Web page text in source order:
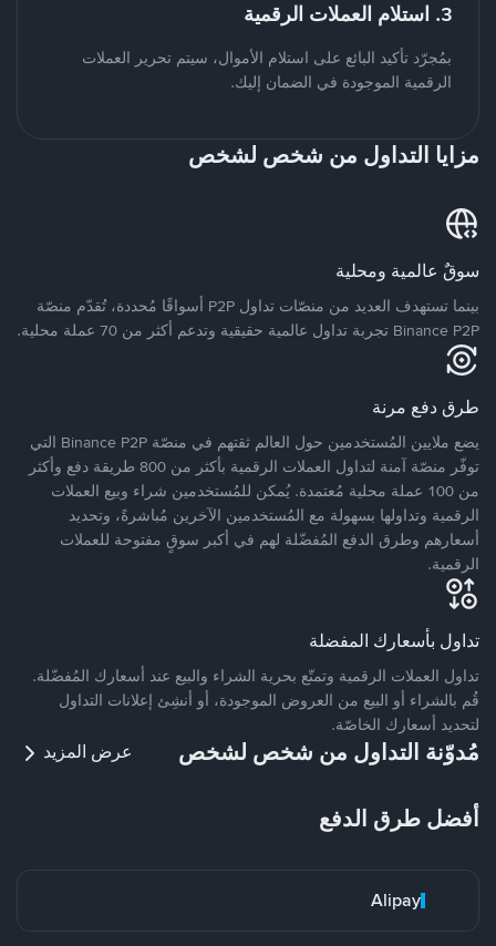
3. استلام العملات الرقمية
بمُجرّد تأكيد البائع على استلام الأموال، سيتم تحرير العملات
الرقمية الموجودة في الضمان إليك.
مزايا التداول من شخص لشخص
سوقٌ عالمية ومحلية
بينما تستهدف العديد من منصّات تداول P2P أسواقًا مُحددة، تُقدّم منصّة
Binance P2P تجربة تداول عالمية حقيقية وتدعم أكثر من 70 عملة محلية.
طرق دفع مرنة
يضع ملايين المُستخدمين حول العالم ثقتهم في منصّة Binance P2P التي
توفّر منصّة آمنة لتداول العملات الرقمية بأكثر من 800 طريقة دفع وأكثر
من 100 عملة محلية مُعتمدة. يُمكن للمُستخدمين شراء وبيع العملات
الرقمية وتداولها بسهولة مع المُستخدمين الآخرين مُباشرةً، وتحديد
أسعارهم وطرق الدفع المُفضّلة لهم في أكبر سوقٍ مفتوحة للعملات
الرقمية.
تداول بأسعارك المفضلة
تداول العملات الرقمية وتمتّع بحرية الشراء والبيع عند أسعارك المُفضّلة.
قُم بالشراء أو البيع من العروض الموجودة، أو أنشِئ إعلانات التداول
لتحديد أسعارك الخاصّة.
مُدوّنة التداول من شخص لشخص عرض المزيد
أفضل طرق الدفع
Alipay